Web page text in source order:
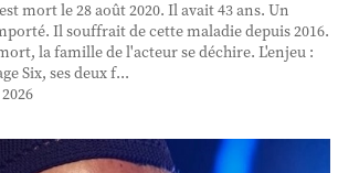
mort le 28 août 2020. Il avait 43 ans. Un
Il souffrait de cette maladie depuis 2016.
la famille de l'acteur se déchire. L'enjeu :
Six, ses deux f...